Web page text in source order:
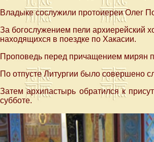
Владыке сослужили протоиереи Олег
За богослужением пели архиерейский
находящихся в поездке по Хакасии.
Проповедь перед причащением мирян
По отпусте Литургии было совершено
Затем архипастырь обратился к
субботе.